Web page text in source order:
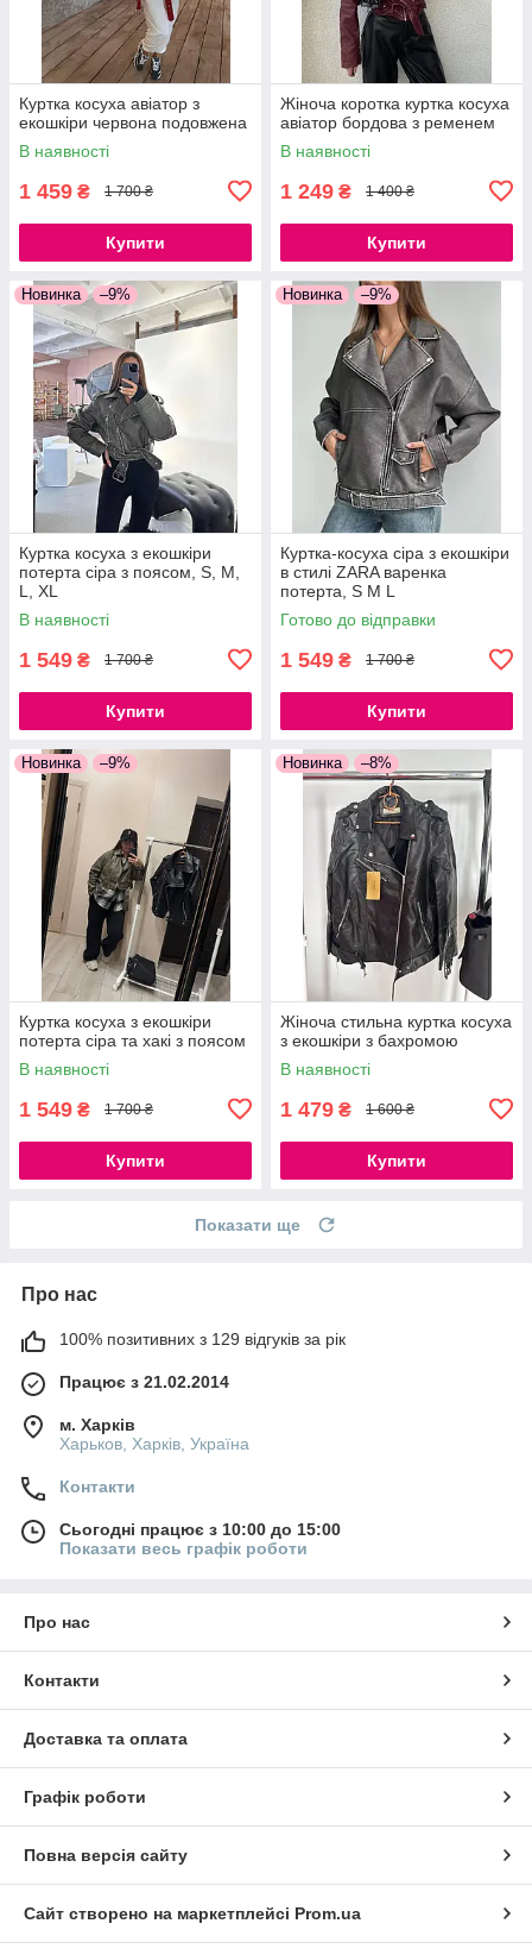
Куртка косуха авіатор з
екошкіри червона подовжена
В наявності
1 459 ₴ 1 700 ₴
Купити
Жіноча коротка куртка косуха
авіатор бордова з ременем
В наявності
1 249 ₴ 1 400 ₴
Купити
Новинка –9%
Куртка косуха з екошкіри
потерта сіра з поясом, S, M,
L, XL
В наявності
1 549 ₴ 1 700 ₴
Купити
Новинка –9%
Куртка-косуха сіра з екошкіри
в стилі ZARA варенка
потерта, S M L
Готово до відправки
1 549 ₴ 1 700 ₴
Купити
Новинка –9%
Куртка косуха з екошкіри
потерта сіра та хакі з поясом
В наявності
1 549 ₴ 1 700 ₴
Купити
Новинка –8%
Жіноча стильна куртка косуха
з екошкіри з бахромою
В наявності
1 479 ₴ 1 600 ₴
Купити
Показати ще
Про нас
100% позитивних з 129 відгуків за рік
Працює з 21.02.2014
м. Харків
Харьков, Харків, Україна
Контакти
Сьогодні працює з 10:00 до 15:00
Показати весь графік роботи
Про нас
Контакти
Доставка та оплата
Графік роботи
Повна версія сайту
Сайт створено на маркетплейсі Prom.ua